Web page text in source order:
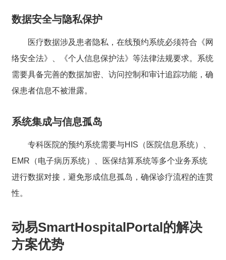
数据安全与隐私保护
医疗数据涉及患者隐私，在线预约系统必须符合《网
络安全法》、《个人信息保护法》等法律法规要求。系统
需要具备完善的数据加密、访问控制和审计追踪功能，确
保患者信息不被泄露。
系统集成与信息孤岛
专科医院的预约系统需要与HIS（医院信息系统）、
EMR（电子病历系统）、医保结算系统等多个业务系统
进行数据对接，避免形成信息孤岛，确保诊疗流程的连贯
性。
动易SmartHospitalPortal的解决
方案优势